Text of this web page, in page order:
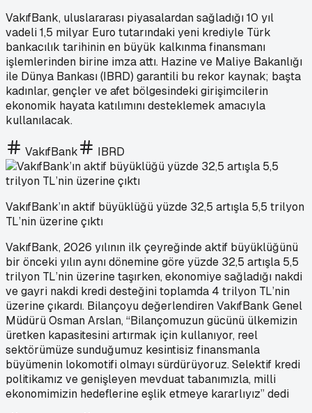
VakıfBank, uluslararası piyasalardan sağladığı 10 yıl
vadeli 1,5 milyar Euro tutarındaki yeni krediyle Türk
bankacılık tarihinin en büyük kalkınma finansmanı
işlemlerinden birine imza attı. Hazine ve Maliye Bakanlığı
ile Dünya Bankası (IBRD) garantili bu rekor kaynak; başta
kadınlar, gençler ve afet bölgesindeki girişimcilerin
ekonomik hayata katılımını desteklemek amacıyla
kullanılacak.
VakıfBank IBRD
VakıfBank’ın aktif büyüklüğü yüzde 32,5 artışla 5,5 trilyon
TL’nin üzerine çıktı
VakıfBank, 2026 yılının ilk çeyreğinde aktif büyüklüğünü
bir önceki yılın aynı dönemine göre yüzde 32,5 artışla 5,5
trilyon TL’nin üzerine taşırken, ekonomiye sağladığı nakdi
ve gayri nakdi kredi desteğini toplamda 4 trilyon TL’nin
üzerine çıkardı. Bilançoyu değerlendiren VakıfBank Genel
Müdürü Osman Arslan, “Bilançomuzun gücünü ülkemizin
üretken kapasitesini artırmak için kullanıyor, reel
sektörümüze sunduğumuz kesintisiz finansmanla
büyümenin lokomotifi olmayı sürdürüyoruz. Selektif kredi
politikamız ve genişleyen mevduat tabanımızla, milli
ekonomimizin hedeflerine eşlik etmeye kararlıyız” dedi